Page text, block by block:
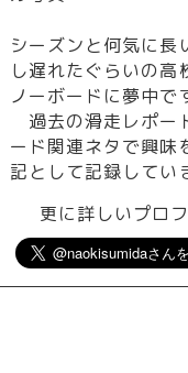
シーズンと何気に長
し遅れたぐらいの高
ノーボードに夢中で
過去の滑走レポー
ード関連ネタで興味
記として記録してい
更に詳しいプロ